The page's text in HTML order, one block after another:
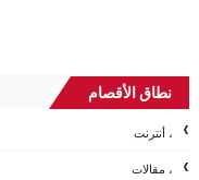
نطاق الأقصام
، أنترنت
، مقالات